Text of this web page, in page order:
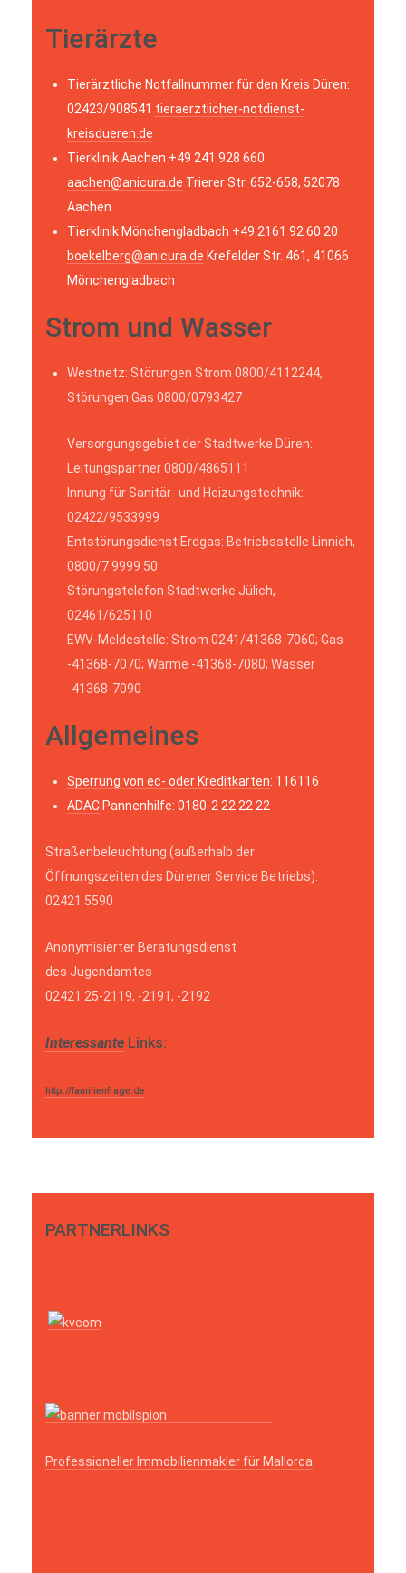
Tierärzte
Tierärztliche Notfallnummer für den Kreis Düren:
02423/908541 tieraerztlicher-notdienst-
kreisdueren.de
Tierklinik Aachen +49 241 928 660
aachen@anicura.de Trierer Str. 652-658, 52078
Aachen
Tierklinik Mönchengladbach +49 2161 92 60 20
boekelberg@anicura.de Krefelder Str. 461, 41066
Mönchengladbach
Strom und Wasser
Westnetz: Störungen Strom 0800/4112244,
Störungen Gas 0800/0793427
Versorgungsgebiet der Stadtwerke Düren:
Leitungspartner 0800/4865111
Innung für Sanitär- und Heizungstechnik:
02422/9533999
Entstörungsdienst Erdgas: Betriebsstelle Linnich,
0800/7 9999 50
Störungstelefon Stadtwerke Jülich,
02461/625110
EWV-Meldestelle: Strom 0241/41368-7060; Gas
-41368-7070; Wärme -41368-7080; Wasser
-41368-7090
Allgemeines
Sperrung von ec- oder Kreditkarten: 116116
ADAC Pannenhilfe: 0180-2 22 22 22
Straßenbeleuchtung (außerhalb der
Öffnungszeiten des Dürener Service Betriebs):
02421 5590
Anonymisierter Beratungsdienst
des Jugendamtes
02421 25-2119, -2191, -2192
Interessante Links:
http://familienfrage.de
PARTNERLINKS
Professioneller Immobilienmakler für Mallorca